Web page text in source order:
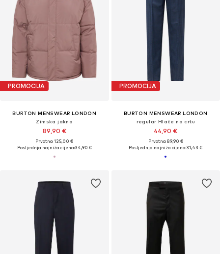
PROMOCIJA
BURTON MENSWEAR LONDON
Zimska jakna
89,90 €
Prvotno: 125,00 €
Posljednja najniža cijena:34,90 €
PROMOCIJA
BURTON MENSWEAR LONDON
regular Hlače na crtu
44,90 €
Prvotno: 89,90 €
Posljednja najniža cijena:31,43 €